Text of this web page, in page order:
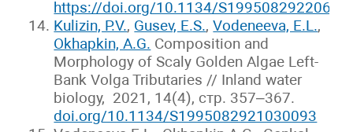
https://doi.org/10.1134/
Kulizin, P.V., Gusev, E.S.,Vodeneeva, E.L.,
Okhapkin, A.G. Composition and
Morphology of Scaly Golden Algae Left-
Bank Volga Tributaries // Inland water
biology, 2021, 14(4), стр. 357–367.
doi.org/10.1134/S1995082921030093